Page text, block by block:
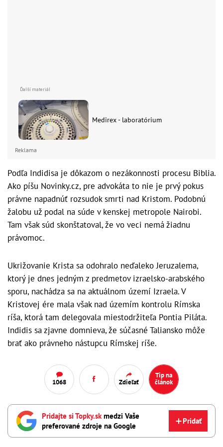
Medirex - laboratórium
Reklama
Podľa Indidisa je dôkazom o nezákonnosti procesu Biblia.
Ako píšu Novinky.cz, pre advokáta to nie je prvý pokus
právne napadnúť rozsudok smrti nad Kristom. Podobnú
žalobu už podal na súde v kenskej metropole Nairobi.
Tam však súd skonštatoval, že vo veci nemá žiadnu
právomoc.
Ukrižovanie Krista sa odohralo neďaleko Jeruzalema,
ktorý je dnes jedným z predmetov izraelsko-arabského
sporu, nachádza sa na aktuálnom území Izraela. V
Kristovej ére mala však nad územím kontrolu Rímska
ríša, ktorá tam delegovala miestodržiteľa Pontia Piláta.
Indidis sa zjavne domnieva, že súčasné Taliansko môže
brať ako právneho nástupcu Rímskej ríše.
1068 Zdieľať
Tip na
článok
Pridajte si Topky.sk medzi Vaše
preferované zdroje na Google
Pridať